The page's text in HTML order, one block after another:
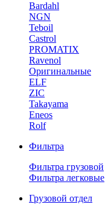
Bardahl
NGN
Teboil
Castrol
PROMATIX
Ravenol
Оригинальные
ELF
ZIC
Takayama
Eneos
Rolf
Фильтра
Фильтра грузовой
Фильтра легковые
Грузовой отдел